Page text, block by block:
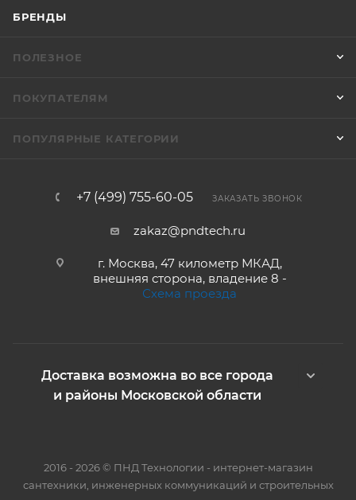
БРЕНДЫ
ПОЛЕЗНОЕ
ПОКУПАТЕЛЯМ
ПОПУЛЯРНЫЕ КАТЕГОРИИ
+7 (499) 755-60-05 ЗАКАЗАТЬ ЗВОНОК
zakaz@pndtech.ru
г. Москва, 47 километр МКАД,
внешняя сторона, владение 8 -
Схема проезда
Доставка возможна во все города
и районы Московской области
2016 - 2026 © ПНД Технологии - интернет-магазин
сантехники, инженерных коммуникаций и строительных